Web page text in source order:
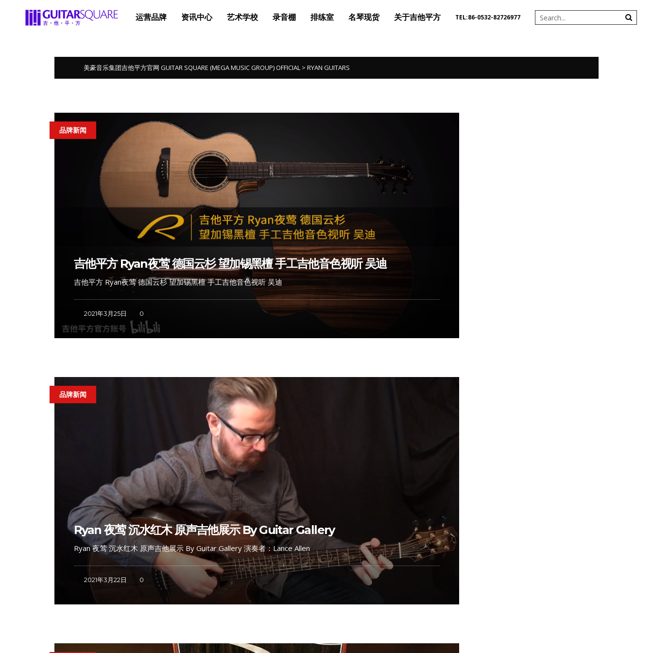
运营品牌 资讯中心 艺术学校 录音棚 排练室 名琴现货 关于吉他平方 TEL:86-0532-82726977
美豪音乐集团吉他平方官网 GUITAR SQUARE (MEGA MUSIC GROUP) OFFICIAL > RYAN GUITARS
品牌新闻
吉他平方 Ryan夜莺 德国云杉 望加锡黑檀 手工吉他音色视听 吴迪
吉他平方 Ryan夜莺 德国云杉 望加锡黑檀 手工吉他音色视听 吴迪
2021年3月25日 0
品牌新闻
Ryan 夜莺 沉水红木 原声吉他展示 By Guitar Gallery
Ryan 夜莺 沉水红木 原声吉他展示 By Guitar Gallery 演奏者：Lance Allen
2021年3月22日 0